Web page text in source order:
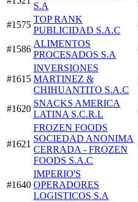
S.A
#1575
TOP RANK
PUBLICIDAD S.A.C
#1586
ALIMENTOS
PROCESADOS S.A
#1615
INVERSIONES
MARTINEZ &
CHIHUANTITO S.A.C
#1620
SNACKS AMERICA
LATINA S.C.R.L
#1621
FROZEN FOODS
SOCIEDAD ANONIMA
CERRADA - FROZEN
FOODS S.A.C
#1640
IMPERIO'S
OPERADORES
LOGISTICOS S.A